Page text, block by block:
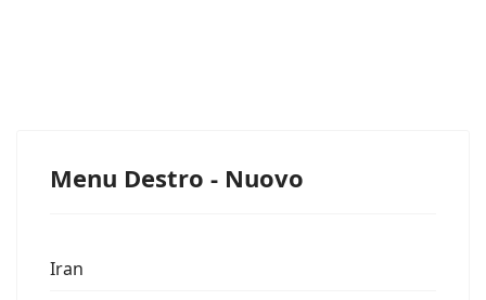
Menu Destro - Nuovo
Iran